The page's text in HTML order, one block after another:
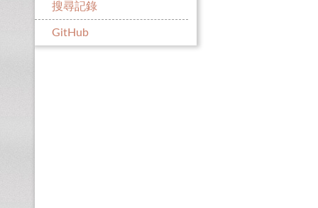
搜尋記錄
GitHub